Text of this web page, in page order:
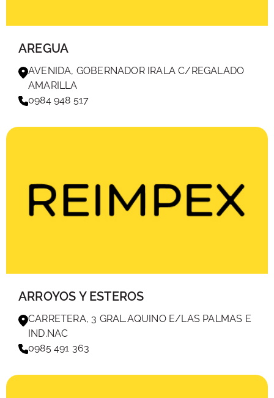
AREGUA
AVENIDA, GOBERNADOR IRALA C/REGALADO
AMARILLA
0984 948 517
ARROYOS Y ESTEROS
CARRETERA, 3 GRAL.AQUINO E/LAS PALMAS E
IND.NAC
0985 491 363